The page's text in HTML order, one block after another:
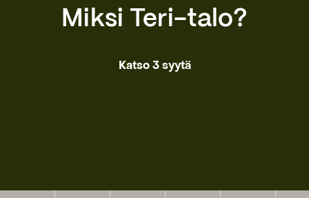
Miksi Teri-talo?
Katso 3 syytä